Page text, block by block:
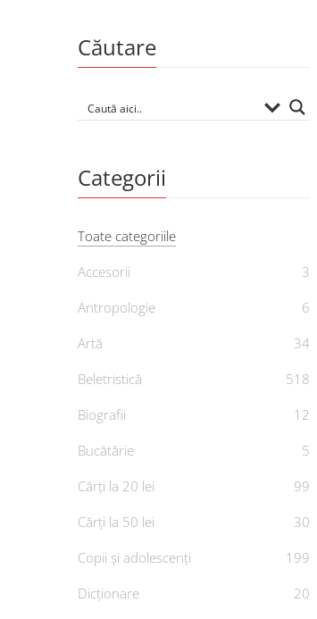
Căutare
Categorii
Toate categoriile
Accesorii
3
Antropologie
6
Artă
34
Beletristică
518
Biografii
12
Bucătărie
5
Cărți la 20 lei
99
Cărți la 50 lei
30
Copii și adolescenți
199
Dicționare
20